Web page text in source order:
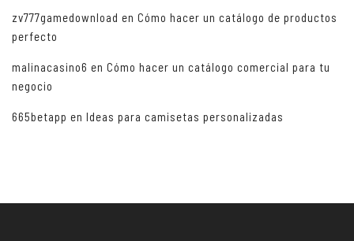
zv777gamedownload en Cómo hacer un catálogo de productos
perfecto
malinacasino6 en Cómo hacer un catálogo comercial para tu
negocio
665betapp en Ideas para camisetas personalizadas